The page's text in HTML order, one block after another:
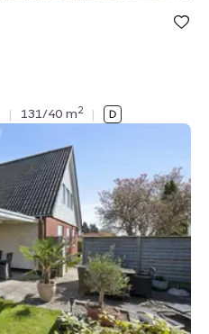
| 131/40 m2 |